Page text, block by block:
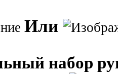
Или
набор